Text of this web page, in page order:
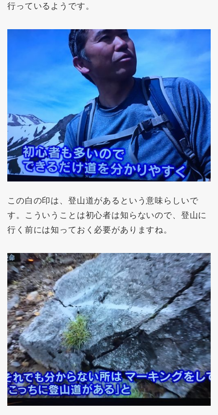
行っているようです。
この白の印は、登山道があるという意味らしいで
す。こういうことは初心者は知らないので、登山に
行く前には知っておく必要がありますね。